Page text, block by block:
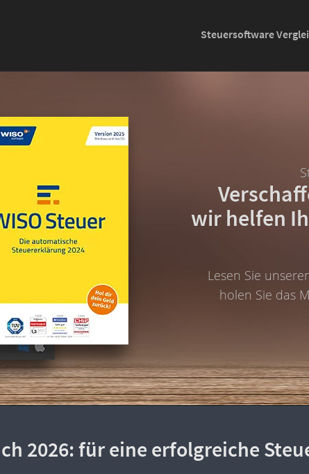
Steuersoftware
wir helfen
Lesen Sie
holen Sie das
2026: für eine erfolgreiche